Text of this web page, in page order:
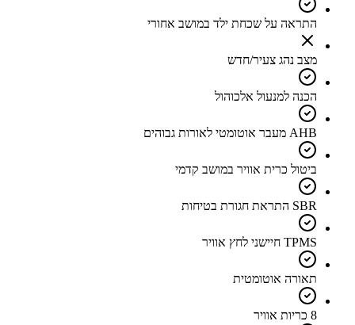
התראה על שכחת ילד במושב אחורי
מצב נהג צעיר/חדש
הכנה למנעול אלכוהול
AHB מעבר אוטומטי לאורות גבוהים
ביטול כרית אוויר במושב קדמי
SBR התראת חגורת בטיחות
TPMS חיישני לחץ אוויר
תאורה אוטומטית
8 כריות אוויר